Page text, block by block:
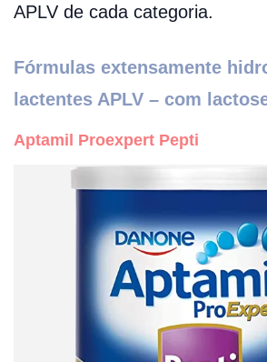
APLV de cada categoria.
Fórmulas extensamente
lactentes APLV – com
Aptamil Proexpert Pepti